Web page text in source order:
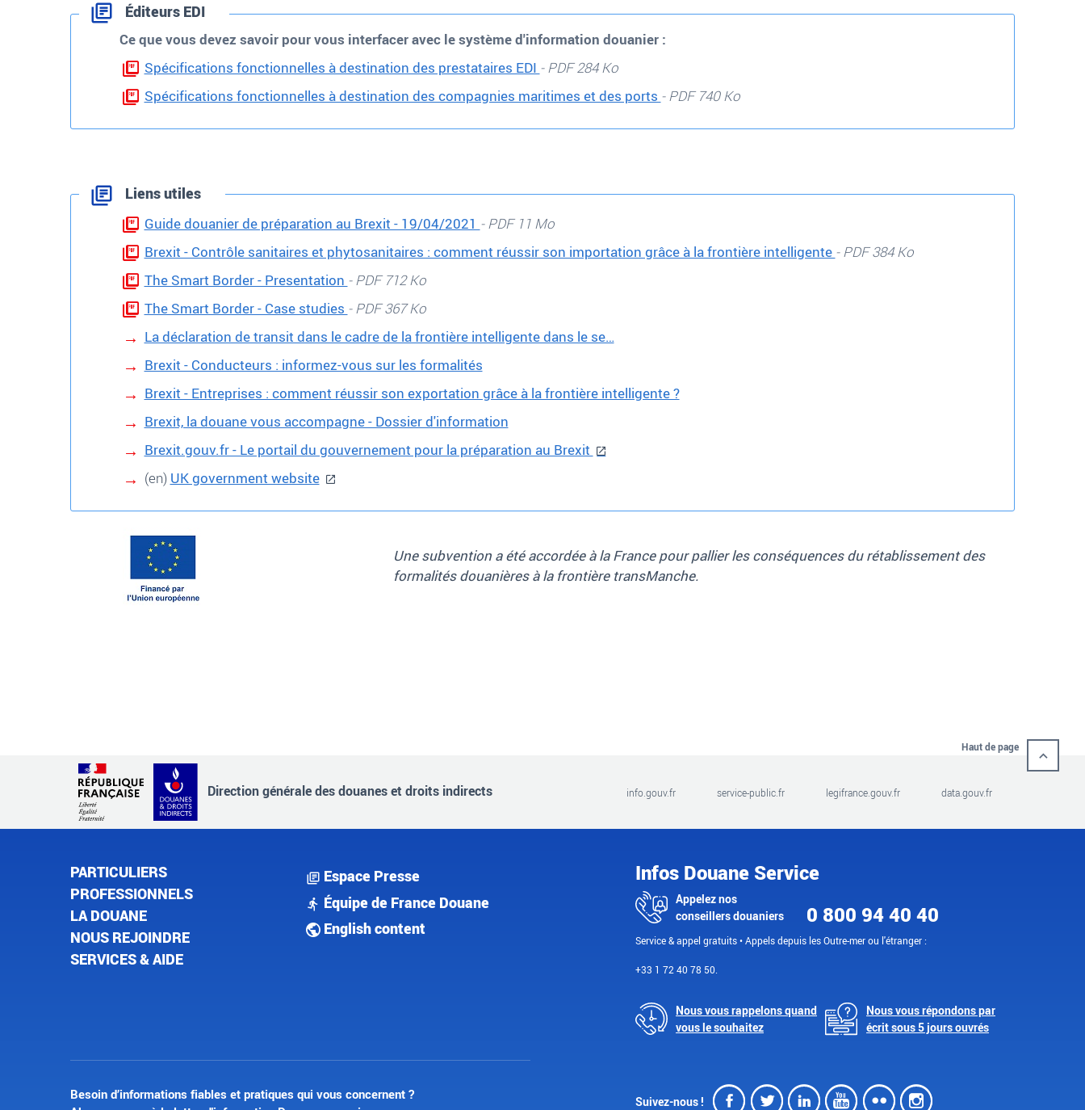
Éditeurs EDI
Ce que vous devez savoir pour vous interfacer avec le système d'information douanier :
Spécifications fonctionnelles à destination des prestataires EDI - PDF 284 Ko
Spécifications fonctionnelles à destination des compagnies maritimes et des ports - PDF 740 Ko
Liens utiles
Guide douanier de préparation au Brexit - 19/04/2021 - PDF 11 Mo
Brexit - Contrôle sanitaires et phytosanitaires : comment réussir son importation grâce à la frontière intelligente - PDF 384 Ko
The Smart Border - Presentation - PDF 712 Ko
The Smart Border - Case studies - PDF 367 Ko
La déclaration de transit dans le cadre de la frontière intelligente dans le se…
Brexit - Conducteurs : informez-vous sur les formalités
Brexit - Entreprises : comment réussir son exportation grâce à la frontière intelligente ?
Brexit, la douane vous accompagne - Dossier d'information
Brexit.gouv.fr - Le portail du gouvernement pour la préparation au Brexit
(en) UK government website
Une subvention a été accordée à la France pour pallier les conséquences du rétablissement des
formalités douanières à la frontière transManche.
Haut de page
Direction générale des douanes et droits indirects info.gouv.fr service-public.fr legifrance.gouv.fr data.gouv.fr
PARTICULIERS
PROFESSIONNELS
LA DOUANE
NOUS REJOINDRE
SERVICES & AIDE
Espace Presse
Équipe de France Douane
English content
Infos Douane Service
Appelez nos
conseillers douaniers
0 800 94 40 40
Service & appel gratuits • Appels depuis les Outre-mer ou l'étranger :
+33 1 72 40 78 50.
Nous vous rappelons quand
vous le souhaitez
Nous vous répondons par
écrit sous 5 jours ouvrés
Besoin d’informations fiables et pratiques qui vous concernent ?
Suivez-nous ! Facebook
Twitter
LinkedIn
Youtube
FlickrInstagram